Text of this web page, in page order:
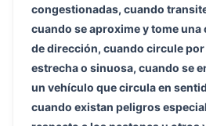
congestionadas, cuando
cuando se aproxime y tome una
de dirección, cuando circule por
estrecha o sinuosa, cuando se
un vehículo que circula en
cuando existan peligros